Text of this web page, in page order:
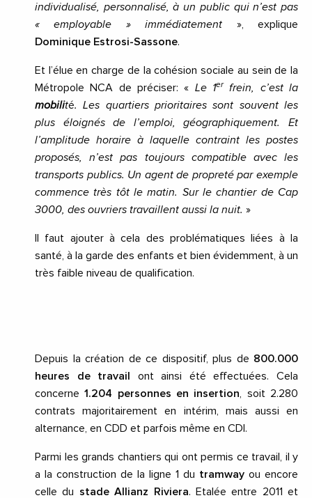
individualisé, personnalisé, à un public qui n’est pas
« employable » immédiatement », explique
Dominique Estrosi-Sassone.
Et l’élue en charge de la cohésion sociale au sein de la
Métropole NCA de préciser: « Le 1er
frein, c’est la
mobilité. Les quartiers prioritaires sont souvent les
plus éloignés de l’emploi, géographiquement. Et
l’amplitude horaire à laquelle contraint les postes
proposés, n’est pas toujours compatible avec les
transports publics. Un agent de propreté par exemple
commence très tôt le matin. Sur le chantier de Cap
3000, des ouvriers travaillent aussi la nuit. »
Il faut ajouter à cela des problématiques liées à la
santé, à la garde des enfants et bien évidemment, à un
très faible niveau de qualification.
Depuis la création de ce dispositif, plus de 800.000
heures de travail
ont ainsi été effectuées. Cela
concerne1.204 personnes en insertion , soit 2.280
contrats majoritairement en intérim, mais aussi en
alternance, en CDD et parfois même en CDI.
Parmi les grands chantiers qui ont permis ce travail, il y
a la construction de la ligne 1 du tramway ou encore
celle du stade Allianz Riviera. Etalée entre 2011 et